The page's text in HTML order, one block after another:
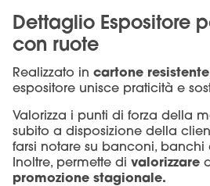
Dettaglio Espositore
con ruote
Realizzato in cartone
espositore unisce praticità e
Valorizza i punti di forza della
subito a disposizione della
farsi notare su banconi, banchi
Inoltre, permette di valorizzare
promozione stagionale.